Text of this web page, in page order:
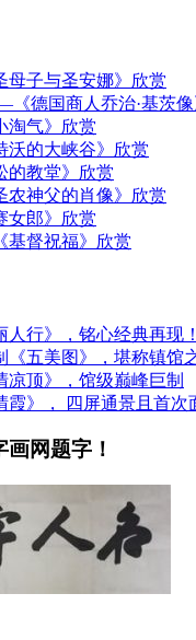
母子与圣安娜》欣赏
德国商人乔治·基茨像
淘气》欣赏
沃的大峡谷》欣赏
的教堂》欣赏
农神父的肖像》欣赏
女郎》欣赏
基督祝福》欣赏
人行》，铭心经典再现！
《五美图》，堪称镇馆
凉顶》，馆级巅峰巨制
霞》， 四屏通景且首次
网题字！